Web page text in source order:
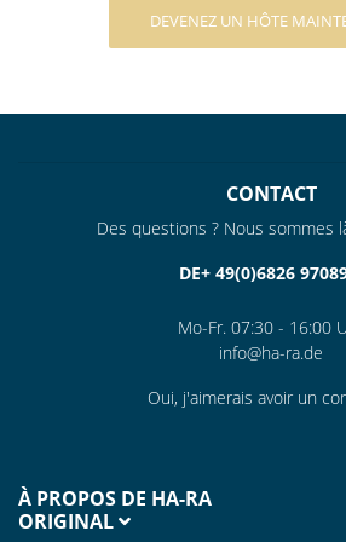
DEVENEZ UN HÔTE
CONTACT
Des questions ? Nous sommes
DE+ 49(0)6826
Mo-Fr. 07:30 - 16:00
info@ha-ra.de
Oui, j'aimerais avoir un
À PROPOS DE HA-RA
ORIGINAL